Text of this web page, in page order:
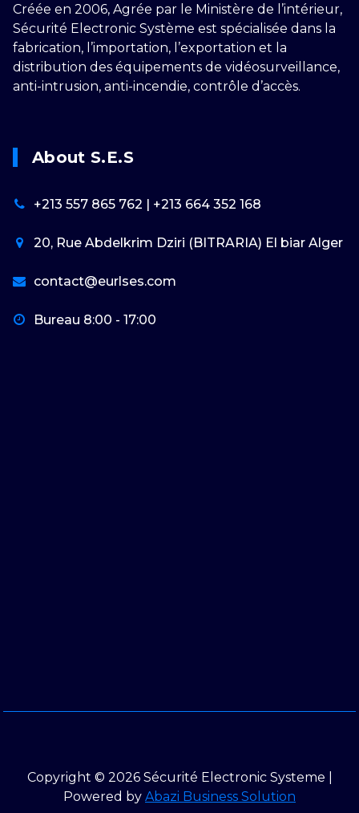
Créée en 2006, Agrée par le Ministère de l’intérieur,
Sécurité Electronic Système est spécialisée dans la
fabrication, l’importation, l’exportation et la
distribution des équipements de vidéosurveillance,
anti-intrusion, anti-incendie, contrôle d’accès.
About S.E.S
+213 557 865 762 | +213 664 352 168
20, Rue Abdelkrim Dziri (BITRARIA) El biar Alger
contact@eurlses.com
Bureau 8:00 - 17:00
Copyright © 2026 Sécurité Electronic Systeme |
Powered by Abazi Business Solution